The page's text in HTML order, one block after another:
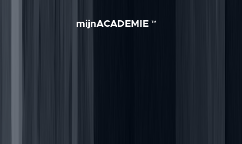
mijnACADEMIE ™